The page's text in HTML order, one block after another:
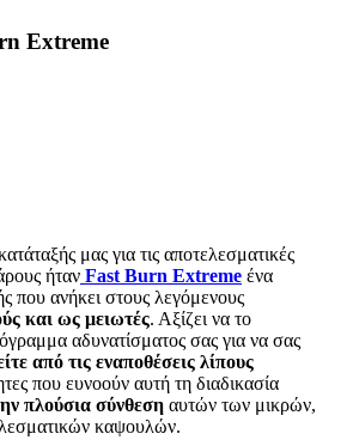
Extreme
μας για τις αποτελεσματικές
ήταν Fast Burn Extreme ένα
που ανήκει στους λεγόμενους
και ως μειωτές. Αξίζει να το
αδυνατίσματος σας για να σας
από τις εναποθέσεις λίπους
που ευνοούν αυτή τη διαδικασία
πλούσια σύνθεση αυτών των μικρών,
καψουλών.